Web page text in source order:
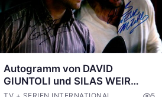
Autogramm von DAVID
GIUNTOLI und SILAS WEIR
MITCHELL aus GRIMM